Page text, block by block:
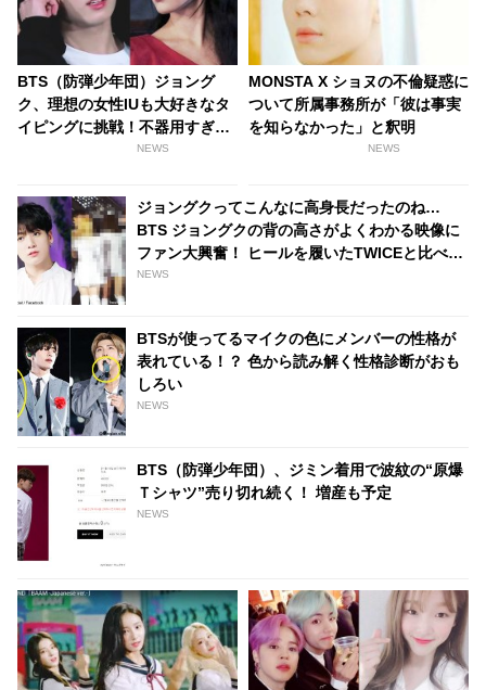
BTS（防弾少年団）ジョング
ク、理想の女性IUも大好きなタ
イピングに挑戦！不器用すぎる
「ASMR」が話題に…ついに苦
NEWS
MONSTA X ショヌの不倫疑惑に
ついて所属事務所が「彼は事実
を知らなかった」と釈明
NEWS
ジョングクってこんなに高身長だったのね…
BTS ジョングクの背の高さがよくわかる映像に
ファン大興奮！ ヒールを履いたTWICEと比べて
も桁違いの高身長ぶりは胸キュン必至
NEWS
BTSが使ってるマイクの色にメンバーの性格が
表れている！？ 色から読み解く性格診断がおも
しろい
NEWS
BTS（防弾少年団）、ジミン着用で波紋の“原爆
Ｔシャツ”売り切れ続く！ 増産も予定
NEWS